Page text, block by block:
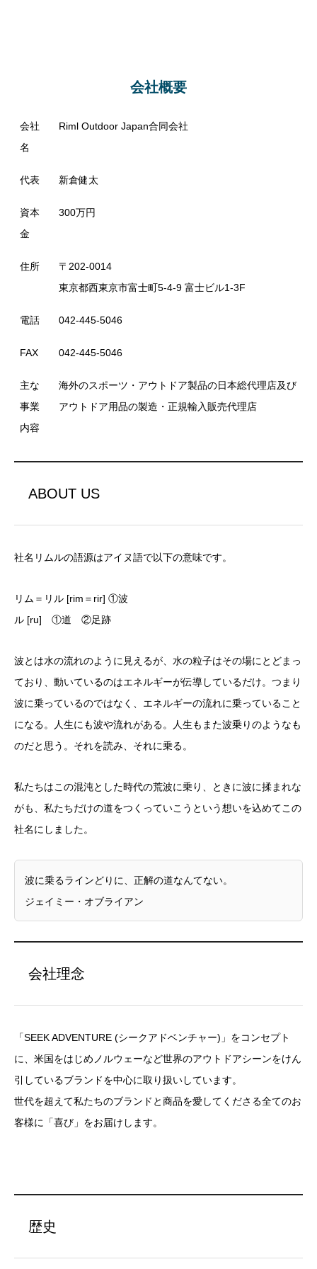
会社概要
会社
名
Riml Outdoor Japan合同会社
代表 新倉健太
資本
金
300万円
住所
〒202-0014
東京都西東京市富士町5-4-9 富士ビル1-3F
電話 042-445-5046
FAX 042-445-5046
主な
事業
内容
海外のスポーツ・アウトドア製品の日本総代理店及び
アウトドア用品の製造・正規輸入販売代理店
ABOUT US
社名リムルの語源はアイヌ語で以下の意味です。
リム＝リル [rim＝rir] ①波
ル [ru] ①道 ②足跡
波とは水の流れのように見えるが、水の粒子はその場にとどまっ
ており、動いているのはエネルギーが伝導しているだけ。つまり
波に乗っているのではなく、エネルギーの流れに乗っていること
になる。人生にも波や流れがある。人生もまた波乗りのようなも
のだと思う。それを読み、それに乗る。
私たちはこの混沌とした時代の荒波に乗り、ときに波に揉まれな
がも、私たちだけの道をつくっていこうという想いを込めてこの
社名にしました。
波に乗るラインどりに、正解の道なんてない。
ジェイミー・オブライアン
会社理念
「SEEK ADVENTURE (シークアドベンチャー)」をコンセプト
に、米国をはじめノルウェーなど世界のアウトドアシーンをけん
引しているブランドを中心に取り扱いしています。
世代を超えて私たちのブランドと商品を愛してくださる全てのお
客様に「喜び」をお届けします。
歴史